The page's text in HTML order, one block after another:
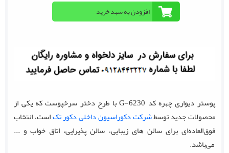
پوستر دیواری چهره کد G-6230 با طرح دختر سرخپوست که یکی از
محصولات جدید توسطشرکت دکوراسیون داخلی دکور تکاست، انتخاب
فوق‌العاده‌ای برای سالن های زیبایی، سالن پذیرایی، اتاق خواب و ...
می‌باشد.